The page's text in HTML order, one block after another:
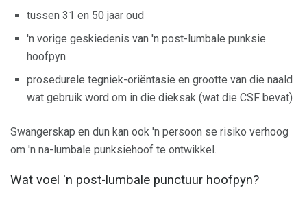
tussen 31 en 50 jaar oud
'n vorige geskiedenis van 'n post-lumbale punksie
hoofpyn
prosedurele tegniek-oriëntasie en grootte van die naald
wat gebruik word om in die dieksak (wat die CSF bevat)
Swangerskap en dun kan ook 'n persoon se risiko verhoog
om 'n na-lumbale punksiehoof te ontwikkel.
Wat voel 'n post-lumbale punctuur hoofpyn?